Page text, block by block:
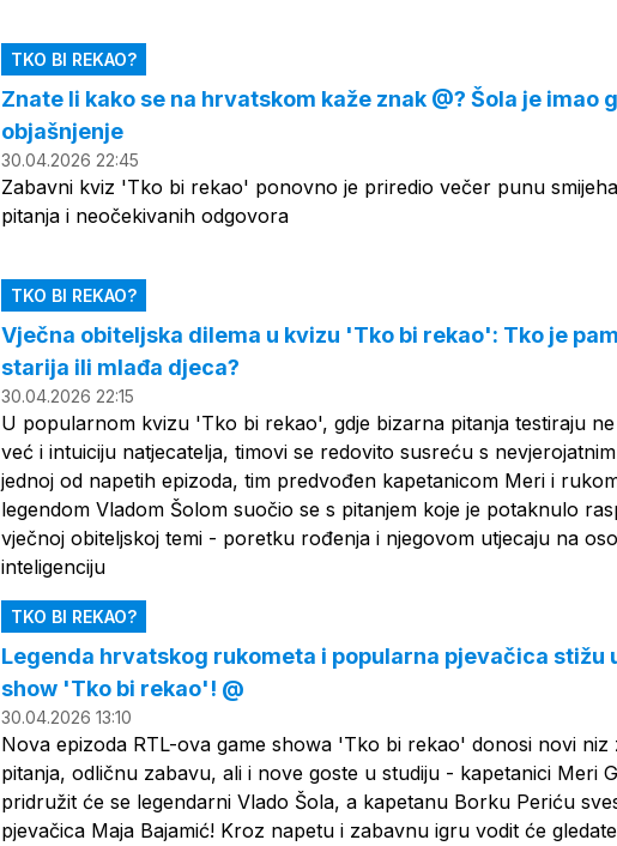
TKO BI REKAO?
Znate li kako se na hrvatskom kaže znak @? Šola je imao
objašnjenje
30.04.2026 22:45
Zabavni kviz 'Tko bi rekao' ponovno je priredio večer punu
pitanja i neočekivanih odgovora
TKO BI REKAO?
Vječna obiteljska dilema u kvizu 'Tko bi rekao': Tko je
starija ili mlađa djeca?
30.04.2026 22:15
U popularnom kvizu 'Tko bi rekao', gdje bizarna pitanja testiraju
već i intuiciju natjecatelja, timovi se redovito susreću s
jednoj od napetih epizoda, tim predvođen kapetanicom Meri i
legendom Vladom Šolom suočio se s pitanjem koje je potaknulo
vječnoj obiteljskoj temi - poretku rođenja i njegovom utjecaju na
inteligenciju
TKO BI REKAO?
Legenda hrvatskog rukometa i popularna pjevačica stižu
show 'Tko bi rekao'! @
30.04.2026 13:10
Nova epizoda RTL-ova game showa 'Tko bi rekao' donosi novi niz
pitanja, odličnu zabavu, ali i nove goste u studiju - kapetanici Meri
pridružit će se legendarni Vlado Šola, a kapetanu Borku Periću
pjevačica Maja Bajamić! Kroz napetu i zabavnu igru vodit će